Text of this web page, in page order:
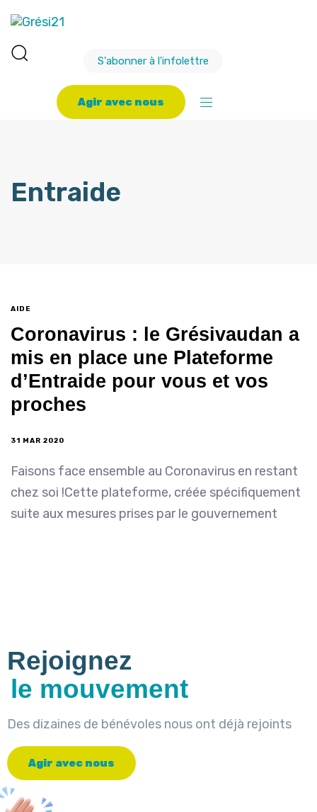
S'abonner à l'infolettre
Agir avec nous
Entraide
AIDE
Coronavirus : le Grésivaudan a
mis en place une Plateforme
d’Entraide pour vous et vos
proches
31 MAR 2020
Faisons face ensemble au Coronavirus en restant
chez soi !Cette plateforme, créée spécifiquement
suite aux mesures prises par le gouvernement
Rejoignez
le mouvement
Des dizaines de bénévoles nous ont déjà rejoints
Agir avec nous